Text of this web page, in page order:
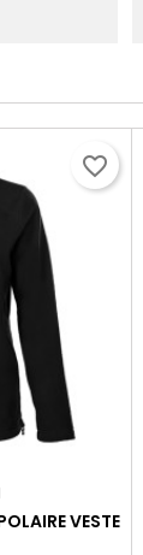
VESTE
favorite_border